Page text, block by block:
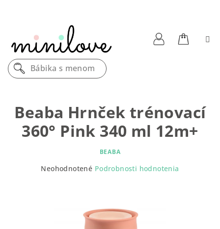
Bábika s menom
Beaba Hrnček trénovací
360° Pink 340 ml 12m+
BEABA
Neohodnotené Podrobnosti hodnotenia